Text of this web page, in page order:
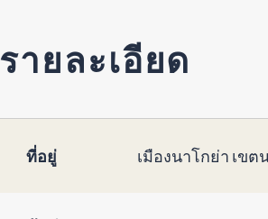
รายละเอียด
ที่อยู่ เมืองนาโกย่า เขต